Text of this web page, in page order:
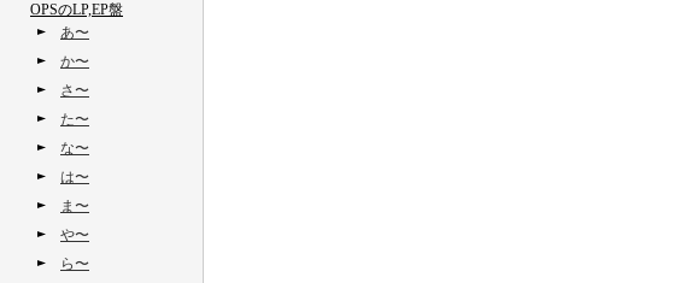
OPSのLP,EP盤
あ〜
か〜
さ〜
た〜
な〜
は〜
ま〜
や〜
ら〜